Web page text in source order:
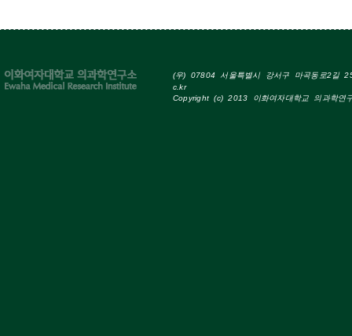
(우) 07804 서울특별시 강서구 마곡동로2길
c.kr
Copyright (c) 2013 이화여자대학교 의과학연